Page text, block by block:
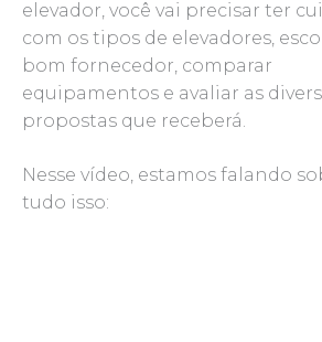
elevador, você vai precisar ter
com os tipos de elevadores,
bom fornecedor, comparar
equipamentos e avaliar as
propostas que receberá.
Nesse vídeo, estamos falando
tudo isso: